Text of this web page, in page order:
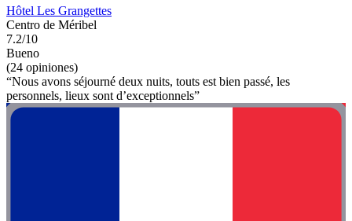
Hôtel Les Grangettes
Centro de Méribel
7.2/10
Bueno
(24 opiniones)
“Nous avons séjourné deux nuits, touts est bien passé, les
personnels, lieux sont d’exceptionnels”